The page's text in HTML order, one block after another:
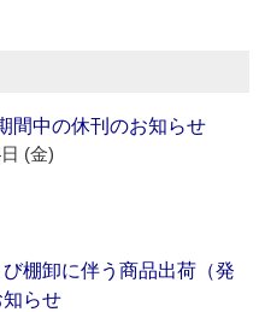
間中の休刊のお知らせ
(金)
棚卸に伴う商品出荷（発
らせ